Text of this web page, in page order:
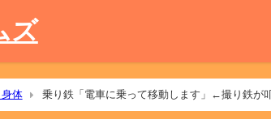
ズ
体 乗り鉄「電車に乗って移動します」←撮り鉄が